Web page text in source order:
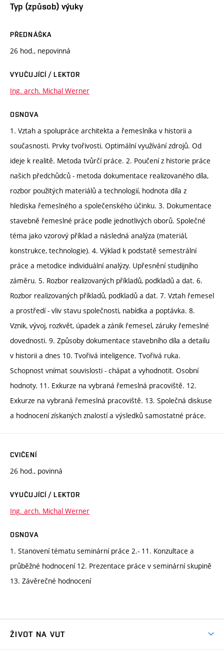
Typ (způsob) výuky
PŘEDNÁŠKA
26 hod., nepovinná
VYUČUJÍCÍ / LEKTOR
Ing. arch. Michal Werner
OSNOVA
1. Vztah a spolupráce architekta a řemeslníka v historii a
současnosti. Prvky tvořivosti. Optimální využívání zdrojů. Od
ideje k realitě. Metoda tvůrčí práce. 2. Poučení z historie práce
našich předchůdců - metoda dokumentace realizovaného díla,
rozbor použitých materiálů a technologií, hodnota díla z
hlediska řemeslného a společenského účinku. 3. Dokumentace
stavebně řemeslné práce podle jednotlivých oborů. Společné
téma jako vzorový příklad a následná analýza (materiál,
konstrukce, technologie). 4. Výklad k podstatě semestrální
práce a metodice individuální analýzy. Upřesnění studijního
záměru. 5. Rozbor realizovaných příkladů, podkladů a dat. 6.
Rozbor realizovaných příkladů, podkladů a dat. 7. Vztah řemesel
a prostředí - vliv stavu společnosti, nabídka a poptávka. 8.
Vznik, vývoj, rozkvět, úpadek a zánik řemesel, záruky řemeslné
dovednosti. 9. Způsoby dokumentace stavebního díla a detailu
v historii a dnes 10. Tvořivá inteligence. Tvořivá ruka.
Schopnost vnímat souvislosti - chápat a vyhodnotit. Osobní
hodnoty. 11. Exkurze na vybraná řemeslná pracoviště. 12.
Exkurze na vybraná řemeslná pracoviště. 13. Společná diskuse
a hodnocení získaných znalostí a výsledků samostatné práce.
CVIČENÍ
26 hod., povinná
VYUČUJÍCÍ / LEKTOR
Ing. arch. Michal Werner
OSNOVA
1. Stanovení tématu seminární práce 2.- 11. Konzultace a
průběžné hodnocení 12. Prezentace práce v seminární skupině
13. Závěrečné hodnocení
ŽIVOT NA VUT